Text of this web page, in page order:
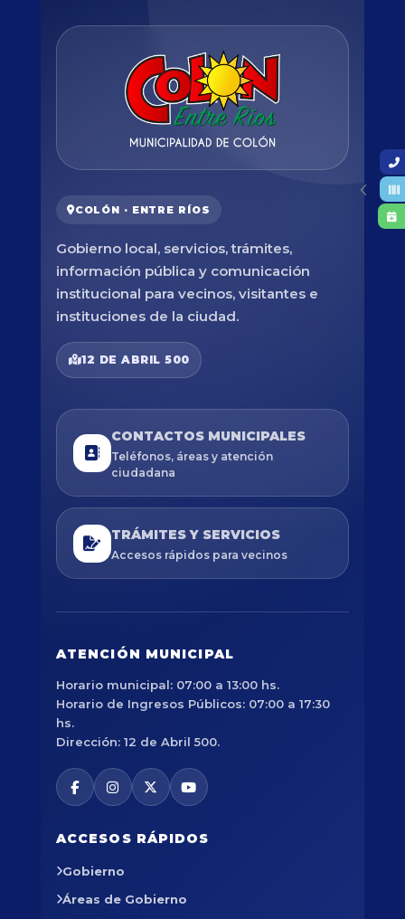
COLÓN · ENTRE RÍOS
Gobierno local, servicios, trámites,
información pública y comunicación
institucional para vecinos, visitantes e
instituciones de la ciudad.
12 DE ABRIL 500
CONTACTOS MUNICIPALES
Teléfonos, áreas y atención
ciudadana
TRÁMITES Y SERVICIOS
Accesos rápidos para vecinos
ATENCIÓN MUNICIPAL
Horario municipal: 07:00 a 13:00 hs.
Horario de Ingresos Públicos: 07:00 a 17:30
hs.
Dirección: 12 de Abril 500.
ACCESOS RÁPIDOS
Gobierno
Áreas de Gobierno